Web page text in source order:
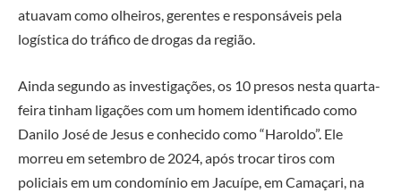
atuavam como olheiros, gerentes e responsáveis pela
logística do tráfico de drogas da região.
Ainda segundo as investigações, os 10 presos nesta quarta-
feira tinham ligações com um homem identificado como
Danilo José de Jesus e conhecido como “Haroldo”. Ele
morreu em setembro de 2024, após trocar tiros com
policiais em um condomínio em Jacuípe, em Camaçari, na